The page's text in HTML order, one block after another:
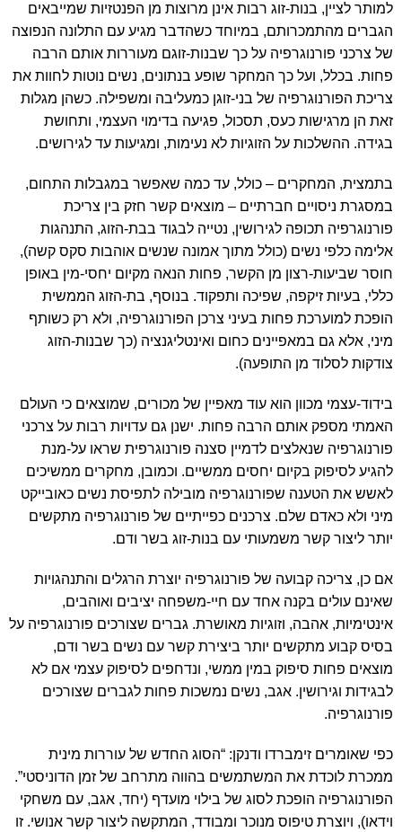
למותר לציין, בנות-זוג רבות אינן מרוצות מן הפנטזיות שמייבאים
הגברים מהתמכרותם, במיוחד כשהדבר מגיע עם התלונה הנפוצה
של צרכני פורנוגרפיה על כך שבנות-זוגם מעוררות אותם הרבה
פחות. בכלל, ועל כך המחקר שופע בנתונים, נשים נוטות לחוות את
צריכת הפורנוגרפיה של בני-זוגן כמעליבה ומשפילה. כשהן מגלות
זאת הן מרגישות כעס, תסכול, פגיעה בדימוי העצמי, ותחושת
בגידה. ההשלכות על הזוגיות לא נעימות, ומגיעות עד לגירושים.
בתמצית, המחקרים – כולל, עד כמה שאפשר במגבלות התחום,
במסגרת ניסויים חברתיים – מוצאים קשר חזק בין צריכת
פורנוגרפיה תכופה לגירושין, נטייה לבגוד בבת-הזוג, התנהגות
אלימה כלפי נשים (כולל מתוך אמונה שנשים אוהבות סקס קשה),
חוסר שביעות-רצון מן הקשר, פחות הנאה מקיום יחסי-מין באופן
כללי, בעיות זיקפה, שפיכה ותפקוד. בנוסף, בת-הזוג הממשית
הופכת למוערכת פחות בעיני צרכן הפורנוגרפיה, ולא רק כשותף
מיני, אלא גם במאפיינים כחום ואינטליגנציה (כך שבנות-הזוג
צודקות לסלוד מן התופעה).
בידוד-עצמי מכוון הוא עוד מאפיין של מכורים, שמוצאים כי העולם
האמתי מספק אותם הרבה פחות. ישנן גם עדויות רבות על צרכני
פורנוגרפיה שנאלצים לדמיין סצנה פורנוגרפית שראו על-מנת
להגיע לסיפוק בקיום יחסים ממשיים. וכמובן, מחקרים ממשיכים
לאשש את הטענה שפורנוגרפיה מובילה לתפיסת נשים כאובייקט
מיני ולא כאדם שלם. צרכנים כפייתיים של פורנוגרפיה מתקשים
יותר ליצור קשר משמעותי עם בנות-זוג בשר ודם.
אם כן, צריכה קבועה של פורנוגרפיה יוצרת הרגלים והתנהגויות
שאינם עולים בקנה אחד עם חיי-משפחה יציבים ואוהבים,
אינטימיות, אהבה, וזוגיות מאושרת. גברים שצורכים פורנוגרפיה על
בסיס קבוע מתקשים יותר ביצירת קשר עם נשים בשר ודם,
מוצאים פחות סיפוק במין ממשי, ונדחפים לסיפוק עצמי אם לא
לבגידות וגירושין. אגב, נשים נמשכות פחות לגברים שצורכים
פורנוגרפיה.
כפי שאומרים זימברדו ודנקן: “הסוג החדש של עוררות מינית
ממכרת לוכדת את המשתמשים בהווה מתרחב של זמן הדוניסטי”.
הפורנוגרפיה הופכת לסוג של בילוי מועדף (יחד, אגב, עם משחקי
וידאו), ויוצרת טיפוס מנוכר ומבודד, המתקשה ליצור קשר אנושי. זו